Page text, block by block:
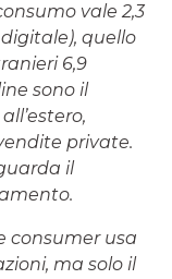
vale 2,3
digitale), quello
6,9
sono il
private.
il
consumer usa
ma solo il